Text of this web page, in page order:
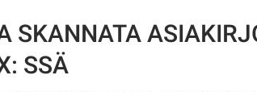
SKANNATA
SSÄ